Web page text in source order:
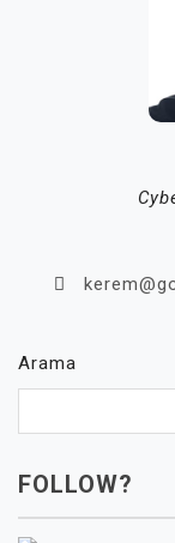
Arama
FOLLOW?